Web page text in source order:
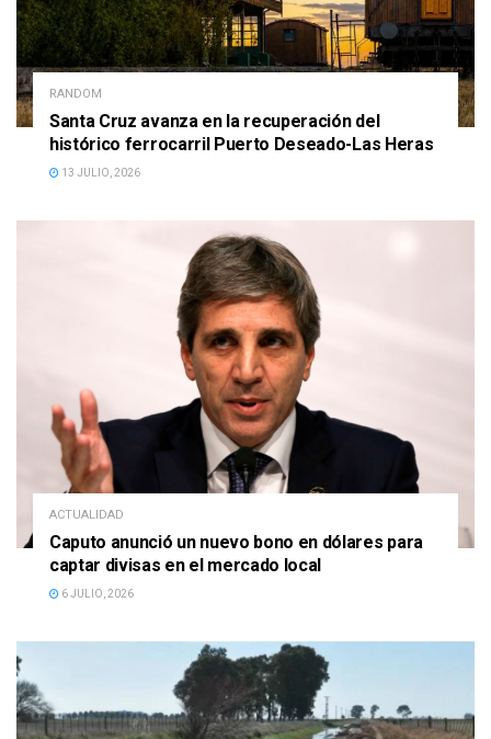
RANDOM
Santa Cruz avanza en la recuperación del
histórico ferrocarril Puerto Deseado-Las Heras
13 JULIO, 2026
ACTUALIDAD
Caputo anunció un nuevo bono en dólares para
captar divisas en el mercado local
6 JULIO, 2026